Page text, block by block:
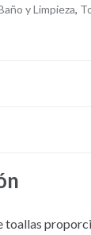
y Limpieza,
toallas